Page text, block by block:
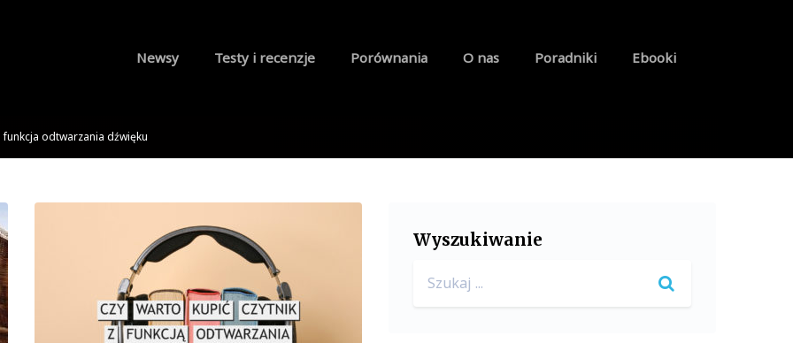
Newsy Testy i recenzje Porównania O nas Poradniki Ebooki
funkcja odtwarzania dźwięku
Wyszukiwanie
for: